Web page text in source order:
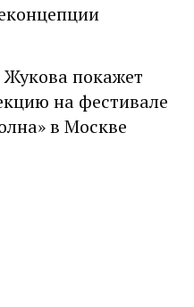
покажет
на фестивале
в Москве